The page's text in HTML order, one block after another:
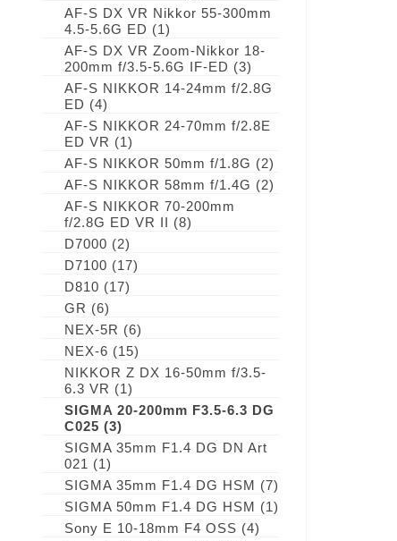
AF-S DX VR Nikkor 55-300mm
4.5-5.6G ED (1)
AF-S DX VR Zoom-Nikkor 18-
200mm f/3.5-5.6G IF-ED (3)
AF-S NIKKOR 14-24mm f/2.8G
ED (4)
AF-S NIKKOR 24-70mm f/2.8E
ED VR (1)
AF-S NIKKOR 50mm f/1.8G (2)
AF-S NIKKOR 58mm f/1.4G (2)
AF-S NIKKOR 70-200mm
f/2.8G ED VR II (8)
D7000 (2)
D7100 (17)
D810 (17)
GR (6)
NEX-5R (6)
NEX-6 (15)
NIKKOR Z DX 16-50mm f/3.5-
6.3 VR (1)
SIGMA 20-200mm F3.5-6.3 DG
C025 (3)
SIGMA 35mm F1.4 DG DN Art
021 (1)
SIGMA 35mm F1.4 DG HSM (7)
SIGMA 50mm F1.4 DG HSM (1)
Sony E 10-18mm F4 OSS (4)